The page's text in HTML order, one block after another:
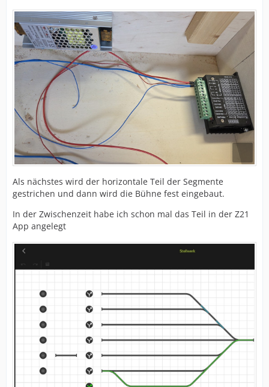
Als nächstes wird der horizontale Teil der Segmente
gestrichen und dann wird die Bühne fest eingebaut.
In der Zwischenzeit habe ich schon mal das Teil in der Z21
App angelegt